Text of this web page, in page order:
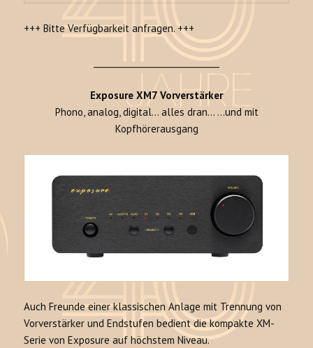
+++ Bitte Verfügbarkeit anfragen. +++
______________________________
Exposure XM7 Vorverstärker
Phono, analog, digital… alles dran… …und mit
Kopfhörerausgang
Auch Freunde einer klassischen Anlage mit Trennung von
Vorverstärker und Endstufen bedient die kompakte XM-
Serie von Exposure auf höchstem Niveau.